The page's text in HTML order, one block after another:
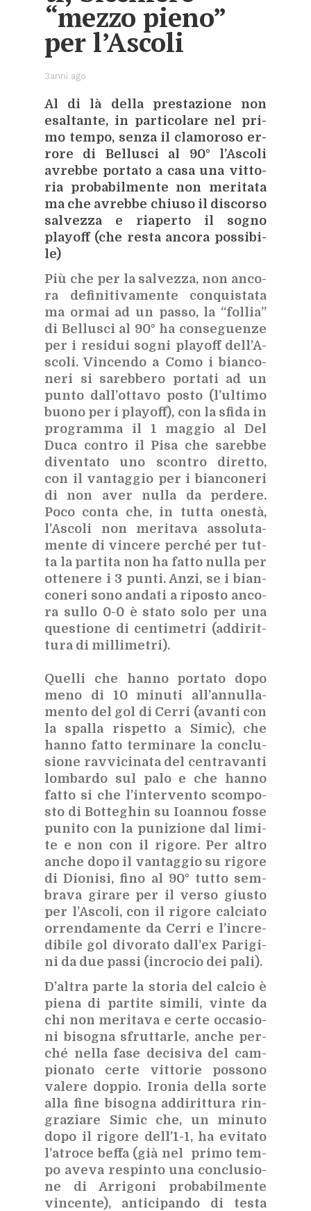
“mez­zo pie­no”
per l’A­sco­li
3anni ago
Al di là del­la pre­sta­zio­ne non
esal­tan­te, in par­ti­co­la­re nel pri­
mo tem­po, sen­za il cla­mo­ro­so er­
ro­re di Bel­lu­sci al 90° l’A­sco­li
avreb­be por­ta­to a casa una vit­to­
ria pro­ba­bil­men­te non me­ri­ta­ta
ma che avreb­be chiu­so il di­scor­so
sal­vez­za e ria­per­to il so­gno
playoff (che re­sta an­co­ra pos­si­bi­
le)
Più che per la sal­vez­za, non an­co­
ra de­fi­ni­ti­va­men­te con­qui­sta­ta
ma or­mai ad un pas­so, la “fol­lia”
di Bel­lu­sci al 90° ha con­se­guen­ze
per i re­si­dui so­gni playoffdel­l’A­
sco­li. Vin­cen­do a Como i bian­co­
ne­ri si sa­reb­be­ro por­ta­ti ad un
pun­to dal­l’ot­ta­vo po­sto (l’ul­ti­mo
buo­no per i playoff), con la sfi­da in
pro­gram­ma il 1 mag­gio al Del
Duca con­tro il Pisa che sa­reb­be
di­ven­ta­to uno scon­tro di­ret­to,
con il van­tag­gio per i bian­co­ne­ri
di non aver nul­la da per­de­re.
Poco con­ta che, in tut­ta one­stà,
l’A­sco­li non me­ri­ta­va as­so­lu­ta­
men­te di vin­ce­re per­ché per tut­
ta la par­ti­ta non ha fat­to nul­la per
ot­te­ne­re i 3 pun­ti. Anzi, se i bian­
co­ne­ri sono an­da­ti a ri­po­sto an­co­
ra sul­lo 0-0 è sta­to solo per una
que­stio­ne di cen­ti­me­tri (ad­di­rit­
tu­ra di mil­li­me­tri).
Quel­li che han­no por­ta­to dopo
meno di 10 mi­nu­ti al­l’an­nul­la­
men­to del gol di Cer­ri (avan­ti con
la spal­la ri­spet­to a Si­mic), che
han­no fat­to ter­mi­na­re la con­clu­
sio­ne rav­vi­ci­na­ta del cen­tra­van­ti
lom­bar­do sul palo e che han­no
fat­to si che l’in­ter­ven­to scom­po­
sto di Bot­te­ghin su Ioan­nou fos­se
pu­ni­to con la pu­ni­zio­ne dal li­mi­
te e non con il ri­go­re. Per al­tro
an­che dopo il van­tag­gio su ri­go­re
di Dio­ni­si, fino al 90° tut­to sem­
bra­va gi­ra­re per il ver­so giu­sto
per l’A­sco­li, con il ri­go­re cal­cia­to
or­ren­da­men­te da Cer­ri e l’in­cre­
di­bi­le gol di­vo­ra­to dal­l’ex Pa­ri­gi­
ni da due pas­si (in­cro­cio dei pali).
D’al­tra par­te la sto­ria del cal­cio è
pie­na di par­ti­te si­mi­li, vin­te da
chi non me­ri­ta­va e cer­te oc­ca­sio­
ni bi­so­gna sfrut­tar­le, an­che per­
ché nel­la fase de­ci­si­va del cam­
pio­na­to cer­te vit­to­rie pos­so­no
va­le­re dop­pio. Iro­nia del­la sor­te
alla fine bi­so­gna ad­di­rit­tu­ra rin­
gra­zia­re Si­mic che, un mi­nu­to
dopo il ri­go­re del­l’1-1, ha evi­ta­to
l’a­tro­ce bef­fa (già nel pri­mo tem­
po ave­va re­spin­to una con­clu­sio­
ne di Ar­ri­go­ni pro­ba­bil­men­te
vin­cen­te), an­ti­ci­pan­do di te­sta